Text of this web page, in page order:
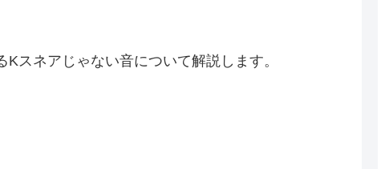
スネアじゃない音について解説します。